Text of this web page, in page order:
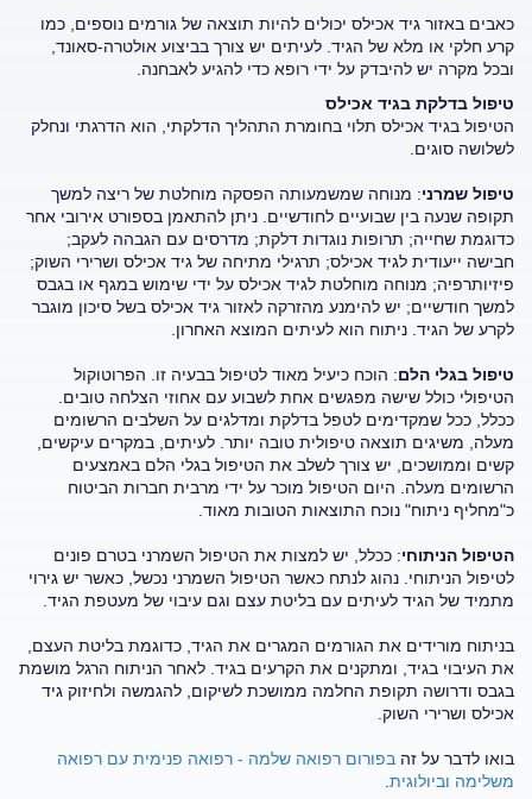
כאבים באזור גיד אכילס יכולים להיות תוצאה של גורמים נוספים, כמו
קרע חלקי או מלא של הגיד. לעיתים יש צורך בביצוע אולטרה-סאונד,
ובכל מקרה יש להיבדק על ידי רופא כדי להגיע לאבחנה.
טיפול בדלקת בגיד אכילס
הטיפול בגיד אכילס תלוי בחומרת התהליך הדלקתי, הוא הדרגתי ונחלק
לשלושה סוגים.
טיפול שמרני: מנוחה שמשמעותה הפסקה מוחלטת של ריצה למשך
תקופה שנעה בין שבועיים לחודשיים. ניתן להתאמן בספורט אירובי אחר
כדוגמת שחייה; תרופות נוגדות דלקת; מדרסים עם הגבהה לעקב;
חבישה ייעודית לגיד אכילס; תרגילי מתיחה של גיד אכילס ושרירי השוק;
פיזיותרפיה; מנוחה מוחלטת לגיד אכילס על ידי שימוש במגף או בגבס
למשך חודשיים; יש להימנע מהזרקה לאזור גיד אכילס בשל סיכון מוגבר
לקרע של הגיד. ניתוח הוא לעיתים המוצא האחרון.
טיפול בגלי הלם: הוכח כיעיל מאוד לטיפול בבעיה זו. הפרוטוקול
הטיפולי כולל שישה מפגשים אחת לשבוע עם אחוזי הצלחה טובים.
ככלל, ככל שמקדימים לטפל בדלקת ומדלגים על השלבים הרשומים
מעלה, משיגים תוצאה טיפולית טובה יותר. לעיתים, במקרים עיקשים,
קשים וממושכים, יש צורך לשלב את הטיפול בגלי הלם באמצעים
הרשומים מעלה. היום הטיפול מוכר על ידי מרבית חברות הביטוח
כ"מחליף ניתוח" נוכח התוצאות הטובות מאוד.
הטיפול הניתוחי: ככלל, יש למצות את הטיפול השמרני בטרם פונים
לטיפול הניתוחי. נהוג לנתח כאשר הטיפול השמרני נכשל, כאשר יש גירוי
מתמיד של הגיד לעיתים עם בליטת עצם וגם עיבוי של מעטפת הגיד.
בניתוח מורידים את הגורמים המגרים את הגיד, כדוגמת בליטת העצם,
את העיבוי בגיד, ומתקנים את הקרעים בגיד. לאחר הניתוח הרגל מושמת
בגבס ודרושה תקופת החלמה ממושכת לשיקום, להגמשה ולחיזוק גיד
אכילס ושרירי השוק.
בואו לדבר על זה בפורום רפואה שלמה - רפואה פנימית עם רפואה
משלימה וביולוגית.